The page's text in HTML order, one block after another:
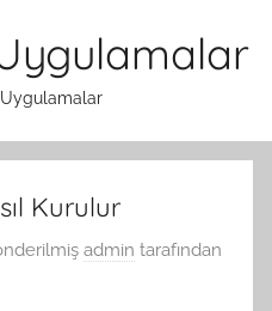
Kurulur
admin tarafından